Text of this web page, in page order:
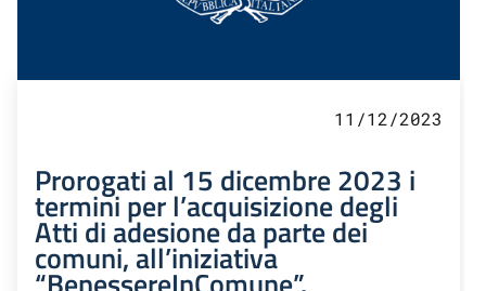
11/12/2023
Prorogati al 15 dicembre 2023 i
termini per l’acquisizione degli
Atti di adesione da parte dei
comuni, all’iniziativa